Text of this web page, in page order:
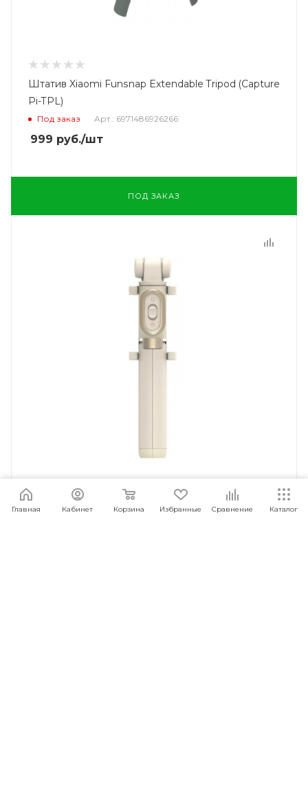
Штатив Xiaomi Funsnap Extendable Tripod (Capture
Pi-TPL)
Под заказ Арт.: 6971486926266
999 руб./шт
ПОД ЗАКАЗ
Главная Кабинет Корзина Избранные Сравнение Каталог